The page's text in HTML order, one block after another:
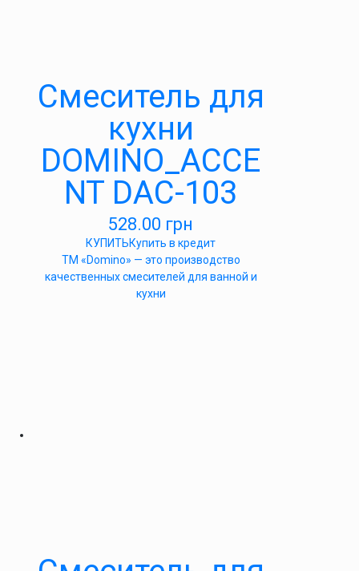
Cмеситель для
кухни
DOMINO_ACCE
NT DAC-103
528.00 грн
КУПИТЬКупить в кредит
ТМ «Domino» — это производство
качественных смесителей для ванной и
кухни